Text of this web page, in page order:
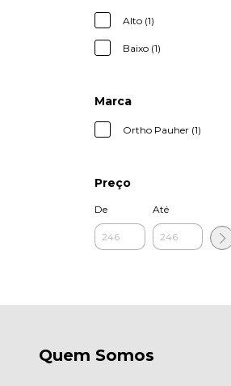
Alto (1)
Baixo (1)
Marca
Ortho Pauher (1)
Preço
De Até
Quem Somos